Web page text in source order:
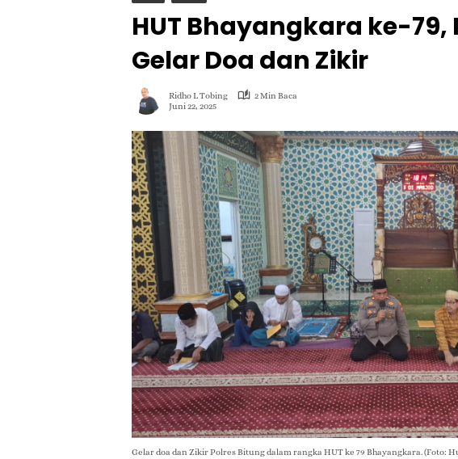
HUT Bhayangkara ke-79,
Gelar Doa dan Zikir
Ridho L Tobing
2 Min Baca
Juni 22, 2025
Gelar doa dan Zikir Polres Bitung dalam rangka HUT ke 79 Bhayangkara. (Foto: